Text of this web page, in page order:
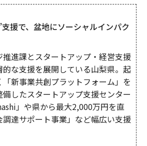
援で、盆地にソーシャルインパク
進課とスタートアップ・経営支援
な支援を展開している山梨県。起
新事業共創プラットフォーム」を
したスタートアップ支援センター
」や県から最大2,000万円を直
達サポート事業」など幅広い支援